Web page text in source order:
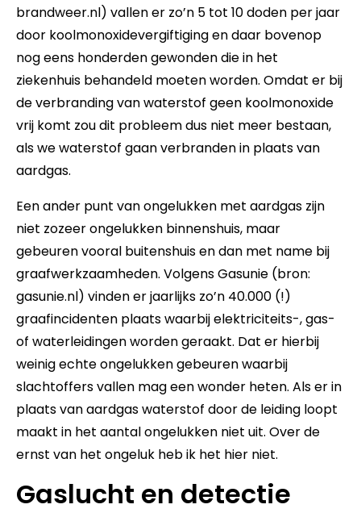
brandweer.nl) vallen er zo’n 5 tot 10 doden per jaar
door koolmonoxidevergiftiging en daar bovenop
nog eens honderden gewonden die in het
ziekenhuis behandeld moeten worden. Omdat er bij
de verbranding van waterstof geen koolmonoxide
vrij komt zou dit probleem dus niet meer bestaan,
als we waterstof gaan verbranden in plaats van
aardgas.
Een ander punt van ongelukken met aardgas zijn
niet zozeer ongelukken binnenshuis, maar
gebeuren vooral buitenshuis en dan met name bij
graafwerkzaamheden. Volgens Gasunie (bron:
gasunie.nl) vinden er jaarlijks zo’n 40.000 (!)
graafincidenten plaats waarbij elektriciteits-, gas-
of waterleidingen worden geraakt. Dat er hierbij
weinig echte ongelukken gebeuren waarbij
slachtoffers vallen mag een wonder heten. Als er in
plaats van aardgas waterstof door de leiding loopt
maakt in het aantal ongelukken niet uit. Over de
ernst van het ongeluk heb ik het hier niet.
Gaslucht en detectie